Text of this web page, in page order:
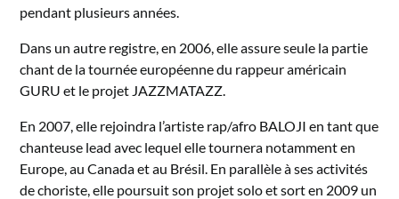
pendant plusieurs années.
Dans un autre registre, en 2006, elle assure seule la partie
chant de la tournée européenne du rappeur américain
GURU et le projet JAZZMATAZZ.
En 2007, elle rejoindra l’artiste rap/afro BALOJI en tant que
chanteuse lead avec lequel elle tournera notamment en
Europe, au Canada et au Brésil. En parallèle à ses activités
de choriste, elle poursuit son projet solo et sort en 2009 un